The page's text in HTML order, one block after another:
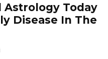
Astrology Today
Disease In The